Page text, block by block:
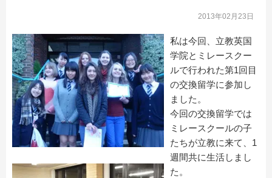
2013年02月23日
私は今回、立教英国
学院とミレースクー
ルで行われた第1回目
の交換留学に参加し
ました。
今回の交換留学では
ミレースクールの子
たちが立教に来て、1
週間共に生活しまし
た。